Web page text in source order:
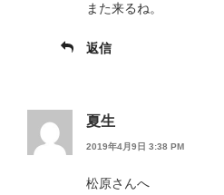
また来るね。
返信
夏生
2019年4月9日 3:38 PM
松原さんへ